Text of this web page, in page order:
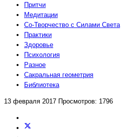
Притчи
Медитации
Со-Творчество с Силами Света
Практики
Здоровье
Психология
Разное
Сакральная геометрия
Библиотека
13 февраля 2017 Просмотров: 1796